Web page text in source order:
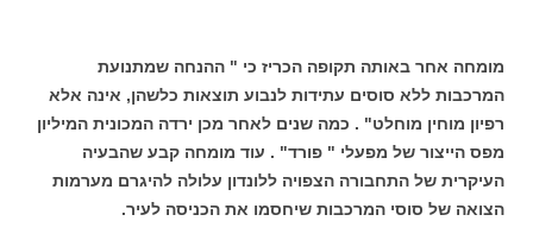
מומחה אחר באותה תקופה הכריז כי " ההנחה שמתנועת
המרכבות ללא סוסים עתידות לנבוע תוצאות כלשהן, אינה אלא
רפיון מוחין מוחלט" . כמה שנים לאחר מכן ירדה המכונית המיליון
מפס הייצור של מפעלי " פורד" . עוד מומחה קבע שהבעיה
העיקרית של התחבורה הצפויה ללונדון עלולה להיגרם מערמות
הצואה של סוסי המרכבות שיחסמו את הכניסה לעיר.